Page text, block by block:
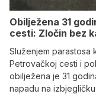
Obilježena 31
cesti: Zločin bez
Služenjem parastosa
Petrovačkoj cesti i
obilježena je 31
napadu na